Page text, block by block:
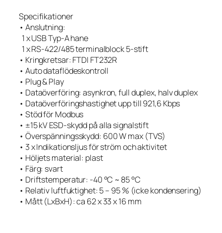
Specifikationer
• Anslutning:
1 x USB Typ-A hane
1 x RS-422/485 terminalblock 5-stift
• Kringkretsar: FTDI FT232R
• Auto dataflödeskontroll
• Plug & Play
• Dataöverföring: asynkron, full duplex, halv duplex
• Dataöverföringshastighet upp till 921,6 Kbps
• Stöd för Modbus
• ±15 kV ESD-skydd på alla signalstift
• Överspänningsskydd: 600 W max (TVS)
• 3 x Indikationsljus för ström och aktivitet
• Höljets material: plast
• Färg: svart
• Driftstemperatur: -40 °C ~ 85 °C
• Relativ luftfuktighet: 5 – 95 % (icke kondensering)
• Mått (LxBxH): ca 62 x 33 x 16 mm